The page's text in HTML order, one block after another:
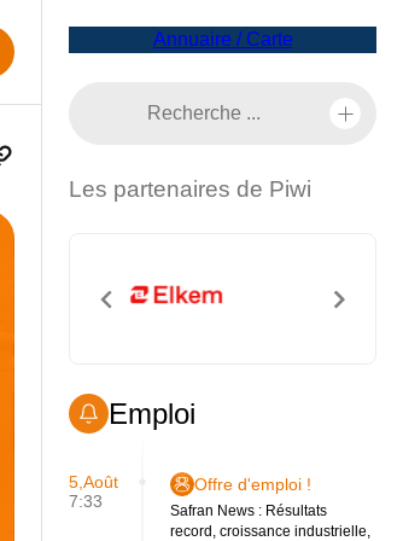
Annuaire / Carte
Les partenaires de Piwi
Emploi
5,Août
7:33
Offre d'emploi !
Safran News : Résultats
record, croissance industrielle,